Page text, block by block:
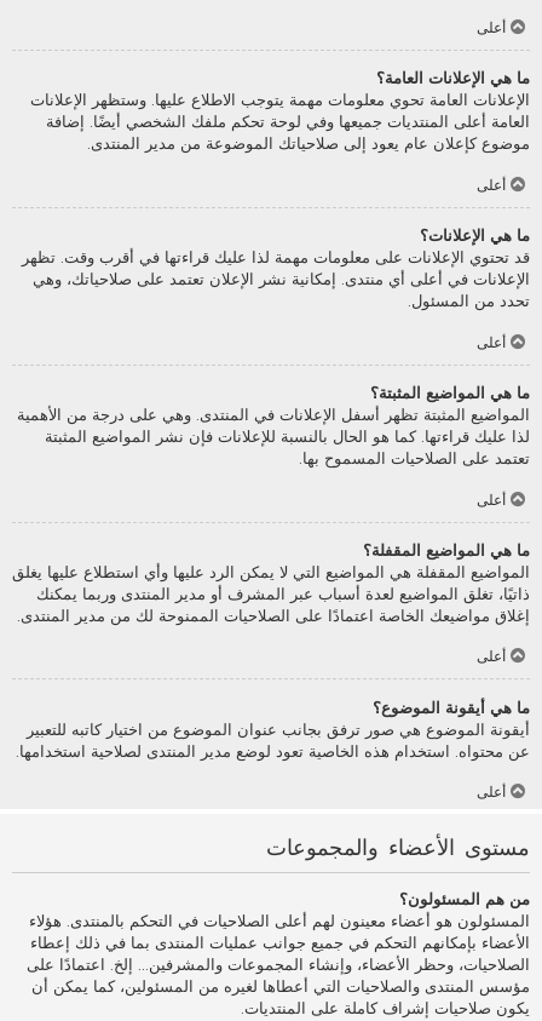
أعلى
ما هي الإعلانات العامة؟
الإعلانات العامة تحوي معلومات مهمة يتوجب الاطلاع عليها. وستظهر الإعلانات
العامة أعلى المنتديات جميعها وفي لوحة تحكم ملفك الشخصي أيضًا. إضافة
موضوع كإعلان عام يعود إلى صلاحياتك الموضوعة من مدير المنتدى.
أعلى
ما هي الإعلانات؟
قد تحتوي الإعلانات على معلومات مهمة لذا عليك قراءتها في أقرب وقت. تظهر
الإعلانات في أعلى أي منتدى. إمكانية نشر الإعلان تعتمد على صلاحياتك، وهي
تحدد من المسئول.
أعلى
ما هي المواضيع المثبتة؟
المواضيع المثبتة تظهر أسفل الإعلانات في المنتدى. وهي على درجة من الأهمية
لذا عليك قراءتها. كما هو الحال بالنسبة للإعلانات فإن نشر المواضيع المثبتة
تعتمد على الصلاحيات المسموح بها.
أعلى
ما هي المواضيع المقفلة؟
المواضيع المقفلة هي المواضيع التي لا يمكن الرد عليها وأي استطلاع عليها يغلق
ذاتيًا، تغلق المواضيع لعدة أسباب عبر المشرف أو مدير المنتدى وربما يمكنك
إغلاق مواضيعك الخاصة اعتمادًا على الصلاحيات الممنوحة لك من مدير المنتدى.
أعلى
ما هي أيقونة الموضوع؟
أيقونة الموضوع هي صور ترفق بجانب عنوان الموضوع من اختيار كاتبه للتعبير
عن محتواه. استخدام هذه الخاصية تعود لوضع مدير المنتدى لصلاحية استخدامها.
أعلى
مستوى الأعضاء والمجموعات
من هم المسئولون؟
المسئولون هو أعضاء معينون لهم أعلى الصلاحيات في التحكم بالمنتدى. هؤلاء
الأعضاء بإمكانهم التحكم في جميع جوانب عمليات المنتدى بما في ذلك إعطاء
الصلاحيات، وحظر الأعضاء، وإنشاء المجموعات والمشرفين... إلخ. اعتمادًا على
مؤسس المنتدى والصلاحيات التي أعطاها لغيره من المسئولين، كما يمكن أن
يكون صلاحيات إشراف كاملة على المنتديات.